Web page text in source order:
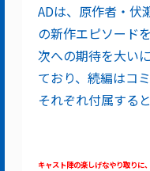
ADは、原作者・伏
の新作エピソード
次への期待を大い
ており、続編はコ
それぞれ付属する
キャスト陣の楽しげなやり取りに